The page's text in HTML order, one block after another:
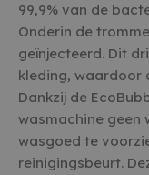
99,9% van de
Onderin de
geïnjecteerd. Dit
kleding, waardoor
Dankzij de
wasmachine geen
wasgoed te
reinigingsbeurt.